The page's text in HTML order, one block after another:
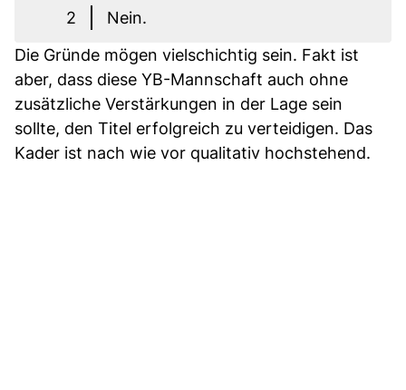
2
Nein.
Die Gründe mögen vielschichtig sein. Fakt ist
aber, dass diese YB-Mannschaft auch ohne
zusätzliche Verstärkungen in der Lage sein
sollte, den Titel erfolgreich zu verteidigen. Das
Kader ist nach wie vor qualitativ hochstehend.